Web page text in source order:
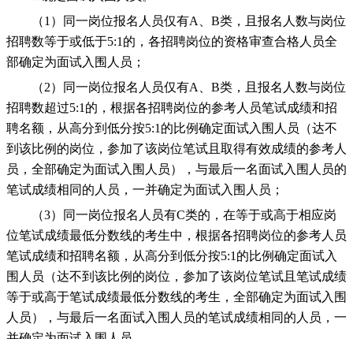
（1）同一岗位报名人员仅有A、B类，且报名人数与岗位
招聘数等于或低于5:1的，各招聘岗位的资格审查合格人员全
部确定为面试入围人员；
（2）同一岗位报名人员仅有A、B类，且报名人数与岗位
招聘数超过5:1的，根据各招聘岗位的参考人员笔试成绩和招
聘名额，从高分到低分按5:1的比例确定面试入围人员（达不
到该比例的岗位，参加了该岗位笔试且取得有效成绩的参考人
员，全部确定为面试入围人员），与最后一名面试入围人员的
笔试成绩相同的人员，一并确定为面试入围人员；
（3）同一岗位报名人员有C类的，在等于或高于相应岗
位笔试成绩最低分数线的考生中，根据各招聘岗位的参考人员
笔试成绩和招聘名额，从高分到低分按5:1的比例确定面试入
围人员（达不到该比例的岗位，参加了该岗位笔试且笔试成绩
等于或高于笔试成绩最低分数线的考生，全部确定为面试入围
人员），与最后一名面试入围人员的笔试成绩相同的人员，一